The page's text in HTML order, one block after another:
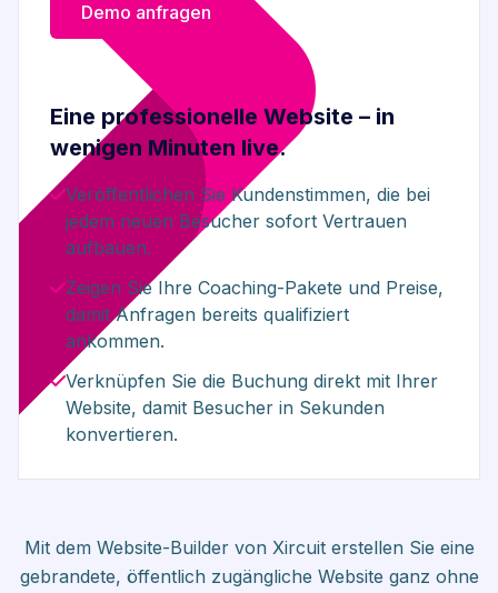
Demo anfragen
Eine professionelle Website – in
wenigen Minuten live.
Veröffentlichen Sie Kundenstimmen, die bei
jedem neuen Besucher sofort Vertrauen
aufbauen.
Zeigen Sie Ihre Coaching-Pakete und Preise,
damit Anfragen bereits qualifiziert
ankommen.
Verknüpfen Sie die Buchung direkt mit Ihrer
Website, damit Besucher in Sekunden
konvertieren.
Mit dem Website-Builder von Xircuit erstellen Sie eine
gebrandete, öffentlich zugängliche Website ganz ohne